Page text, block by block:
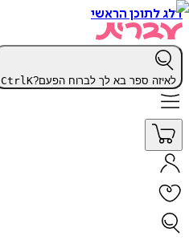
דלג לתוכן הראשי
לאיזה ספר בא לך לברוח הפעם? CtrlK